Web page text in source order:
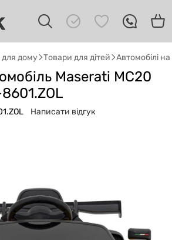
дому Товари для дітей Автомобілі
Maserati MC20
Написати відгук
Gazik AI — допоможу